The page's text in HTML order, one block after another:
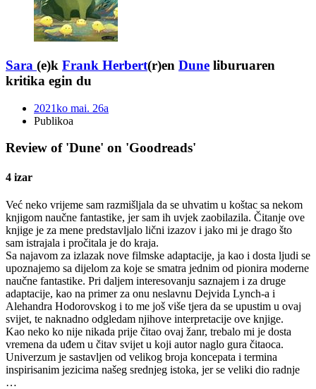
Sara (e)k Frank Herbert(r)en Dune liburuaren
kritika egin du
2021ko mai. 26a
Publikoa
Review of 'Dune' on 'Goodreads'
4 izar
Već neko vrijeme sam razmišljala da se uhvatim u koštac sa nekom
knjigom naučne fantastike, jer sam ih uvjek zaobilazila. Čitanje ove
knjige je za mene predstavljalo lični izazov i jako mi je drago što
sam istrajala i pročitala je do kraja.
Sa najavom za izlazak nove filmske adaptacije, ja kao i dosta ljudi se
upoznajemo sa dijelom za koje se smatra jednim od pionira moderne
naučne fantastike. Pri daljem interesovanju saznajem i za druge
adaptacije, kao na primer za onu neslavnu Dejvida Lynch-a i
Alehandra Hodorovskog i to me još više tjera da se upustim u ovaj
svijet, te naknadno odgledam njihove interpretacije ove knjige.
Kao neko ko nije nikada prije čitao ovaj žanr, trebalo mi je dosta
vremena da uđem u čitav svijet u koji autor naglo gura čitaoca.
Univerzum je sastavljen od velikog broja koncepata i termina
inspirisanim jezicima našeg srednjeg istoka, jer se veliki dio radnje
…